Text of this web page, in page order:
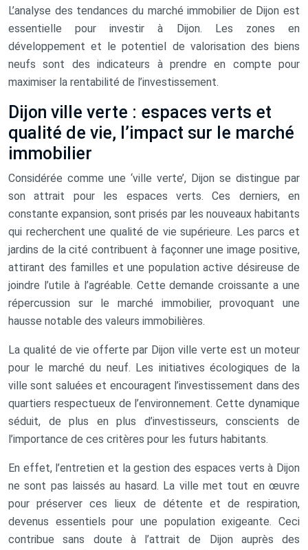
L’analyse des tendances du marché immobilier de Dijon est
essentielle pour investir à Dijon. Les zones en
développement et le potentiel de valorisation des biens
neufs sont des indicateurs à prendre en compte pour
maximiser la rentabilité de l’investissement.
Dijon ville verte : espaces verts et
qualité de vie, l’impact sur le marché
immobilier
Considérée comme une ‘ville verte’, Dijon se distingue par
son attrait pour les espaces verts. Ces derniers, en
constante expansion, sont prisés par les nouveaux habitants
qui recherchent une qualité de vie supérieure. Les parcs et
jardins de la cité contribuent à façonner une image positive,
attirant des familles et une population active désireuse de
joindre l’utile à l’agréable. Cette demande croissante a une
répercussion sur le marché immobilier, provoquant une
hausse notable des valeurs immobilières.
La qualité de vie offerte par Dijon ville verte est un moteur
pour le marché du neuf. Les initiatives écologiques de la
ville sont saluées et encouragent l’investissement dans des
quartiers respectueux de l’environnement. Cette dynamique
séduit, de plus en plus d’investisseurs, conscients de
l’importance de ces critères pour les futurs habitants.
En effet, l’entretien et la gestion des espaces verts à Dijon
ne sont pas laissés au hasard. La ville met tout en œuvre
pour préserver ces lieux de détente et de respiration,
devenus essentiels pour une population exigeante. Ceci
contribue sans doute à l’attrait de Dijon auprès des